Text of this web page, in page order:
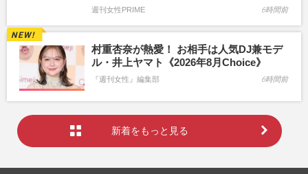
週刊女性PRIME 6時間前
村重杏奈が熱愛！ お相手は人気DJ兼モデ
ル・井上ヤマト《2026年8月Choice》
『週刊女性』編集部 6時間前
新着をもっと見る